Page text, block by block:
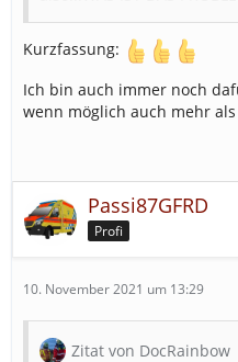
Kurzfassung:
Ich bin auch immer noch
wenn möglich auch mehr
Passi87GFRD
Profi
10. November 2021 um 13:29
Zitat von DocRainbow